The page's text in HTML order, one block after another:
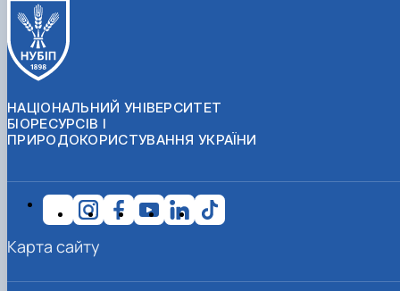
НАЦІОНАЛЬНИЙ УНІВЕРСИТЕТ
БІОРЕСУРСІВ І
ПРИРОДОКОРИСТУВАННЯ УКРАЇНИ
Карта сайту